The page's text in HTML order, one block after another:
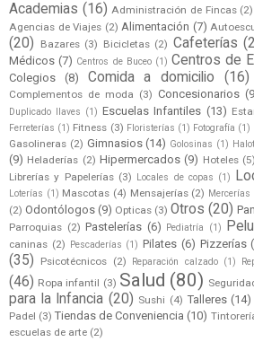
Academias (16) Administración de Fincas (2)
Agencias de Viajes (2) Alimentación (7)
(20)
Bazares (3) Bicicletas (2) Cafeterías
Médicos (7) Centros de Buceo (1) Centros de
Colegios (8) Comida a domicilio (16)
Complementos de moda (3) Concesionarios
Duplicado llaves (1) Escuelas Infantiles (13)
Ferreterías (1) Fitness (3) Floristerías (1) Fotografía (1)
Gasolineras (2) Gimnasios (14) Golosinas (1)
(9) Heladerías (2) Hipermercados (9) Hoteles (5)
Librerías y Papelerías (3) Locales de copas (1)
Loterías (1) Mascotas (4) Mensajerías (2) Mercerías
(2) Odontólogos (9) Opticas (3) Otros (20)
Parroquias (2) Pastelerías (6) Pediatría (1)
caninas (2) Pescaderías (1) Pilates (6) Pizzerías
(35)
Psicotécnicos (2) Reparación calzado (1)
(46) Ropa infantil (3) Salud (80)
para la Infancia (20) Sushi (4) Talleres (14)
Padel (3) Tiendas de Conveniencia (10)
escuelas de arte (2)